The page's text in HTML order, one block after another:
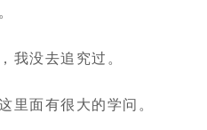
我没去追究过。
里面有很大的学问。